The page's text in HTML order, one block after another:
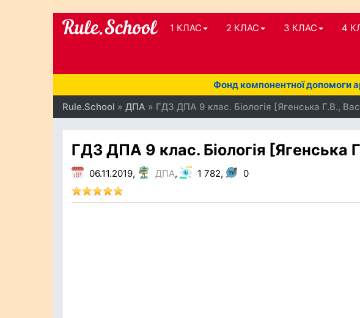
1 КЛАС 2 КЛАС 3 КЛАС 4
Фонд компонентної допомоги
Rule.School » ДПА » ГДЗ ДПА 9 клас. Біологія [Ягенська Г.В.,
ГДЗ ДПА 9 клас. Біологія
06.11.2019, ДПА, 1 782, 0